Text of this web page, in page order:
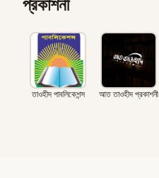
তাওহীদ পাবলিকেশন্স আত তাওহীদ প্রকাশনী